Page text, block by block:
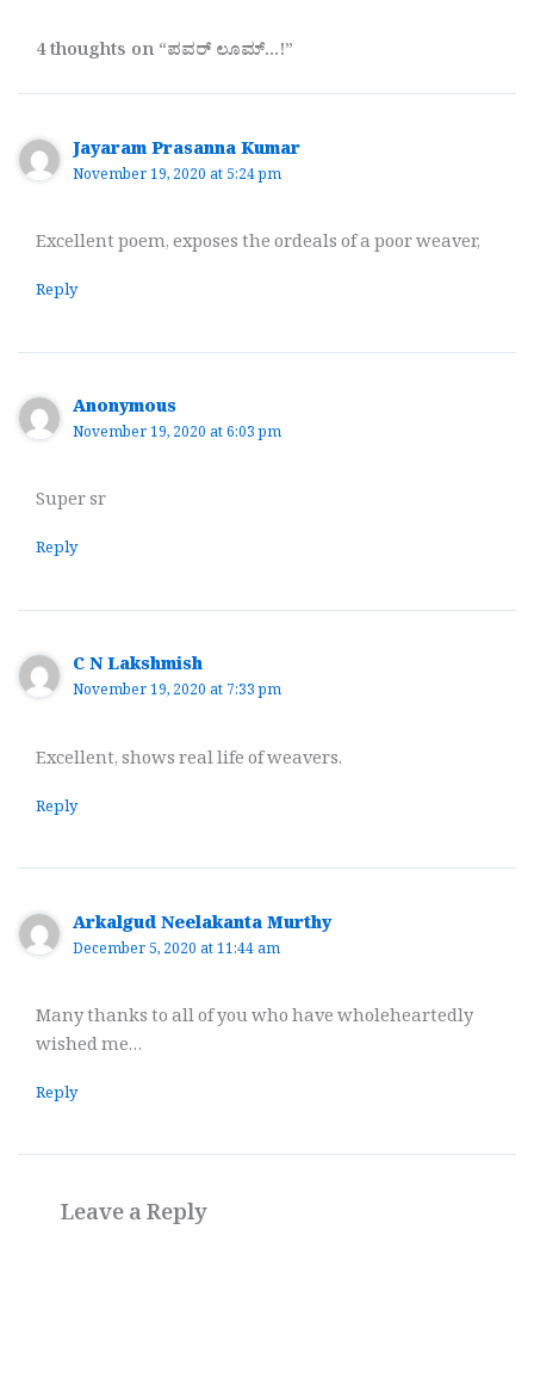
4 thoughts on “ಪವರ್ ಲೂಮ್…!”
Jayaram Prasanna Kumar
November 19, 2020 at 5:24 pm
Excellent poem, exposes the ordeals of a poor weaver,
Reply
Anonymous
November 19, 2020 at 6:03 pm
Super sr
Reply
C N Lakshmish
November 19, 2020 at 7:33 pm
Excellent, shows real life of weavers.
Reply
Arkalgud Neelakanta Murthy
December 5, 2020 at 11:44 am
Many thanks to all of you who have wholeheartedly
wished me…
Reply
Leave a Reply